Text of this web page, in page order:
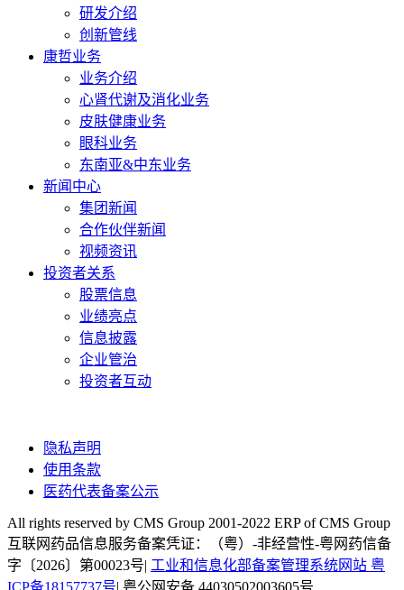
研发介绍
创新管线
康哲业务
业务介绍
心肾代谢及消化业务
皮肤健康业务
眼科业务
东南亚&中东业务
新闻中心
集团新闻
合作伙伴新闻
视频资讯
投资者关系
股票信息
业绩亮点
信息披露
企业管治
投资者互动
隐私声明
使用条款
医药代表备案公示
All rights reserved by CMS Group 2001-2022 ERP of CMS Group
互联网药品信息服务备案凭证：（粤）-非经营性-粤网药信备
字〔2026〕第00023号| 工业和信息化部备案管理系统网站 粤
ICP备18157737号| 粤公网安备 44030502003605号